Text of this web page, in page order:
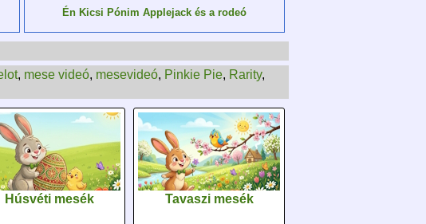
Én Kicsi Pónim Applejack és a rodeó
, mese videó, mesevideó, Pinkie Pie, Rarity,
Húsvéti mesék Tavaszi mesék